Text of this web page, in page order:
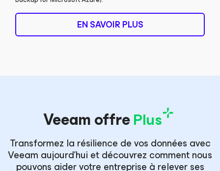
EN SAVOIR PLUS
Veeam offrePlus
Transformez la résilience de vos données avec
Veeam aujourd’hui et découvrez comment nous
pouvons aider votre entreprise à relever ses